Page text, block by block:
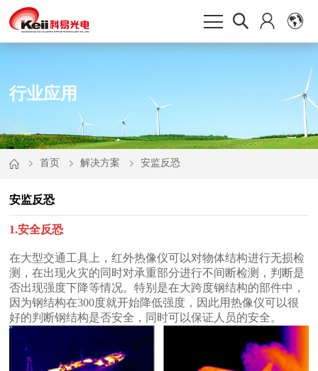
行业应用
首页 解决方案 安监反恐
安监反恐
1.安全反恐
好的判断钢结构是否安全，同时可以保证人员的安全。